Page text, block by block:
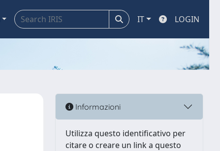
IT LOGIN
Informazioni
Utilizza questo identificativo per
citare o creare un link a questo